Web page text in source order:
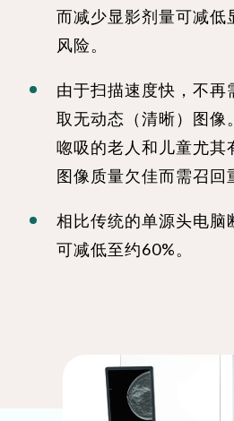
而减少显影剂量可减低
风险。
由于扫描速度快，不
取无动态（清晰）图像
唿吸的老人和儿童尤其
图像质量欠佳而需召回
相比传统的单源头电脑
可减低至约60%。